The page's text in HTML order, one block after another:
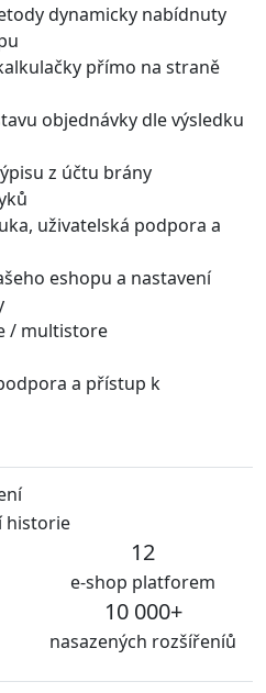
dynamicky nabídnuty
přímo na straně
objednávky dle výsledku
z účtu brány
uživatelská podpora a
eshopu a nastavení
/ multistore
a přístup k
historie
12
e-shop platforem
10 000+
nasazených rozšířeníů